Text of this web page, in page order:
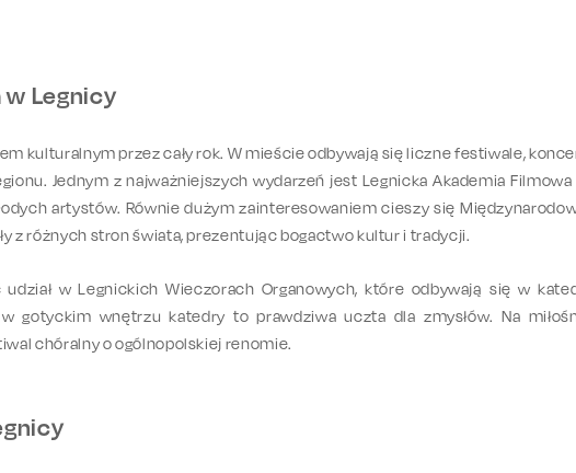
w Legnicy
kulturalnym przez cały rok. W mieście odbywają się liczne festiwale,
Jednym z najważniejszych wydarzeń jest Legnicka Akademia
artystów. Równie dużym zainteresowaniem cieszy się
z różnych stron świata, prezentując bogactwo kultur i tradycji.
w Legnickich Wieczorach Organowych, które odbywają się w
gotyckim wnętrzu katedry to prawdziwa uczta dla zmysłów. Na
chóralny o ogólnopolskiej renomie.